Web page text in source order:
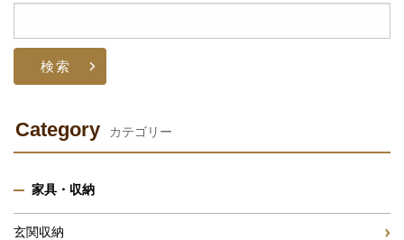
Category カテゴリー
家具・収納
玄関収納